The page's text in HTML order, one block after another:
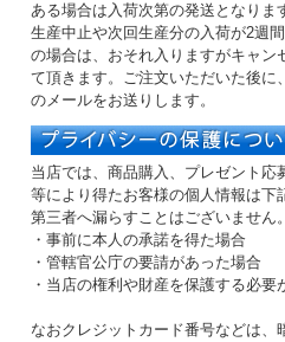
ある場合は入荷次第の発送となりま
生産中止や次回生産分の入荷が2週
の場合は、おそれ入りますがキャン
て頂きます。ご注文いただいた後に
のメールをお送りします。
当店では、商品購入、プレゼント応
等により得たお客様の個人情報は下
第三者へ漏らすことはございません。
・事前に本人の承諾を得た場合
・管轄官公庁の要請があった場合
・当店の権利や財産を保護する必要
なおクレジットカード番号などは、